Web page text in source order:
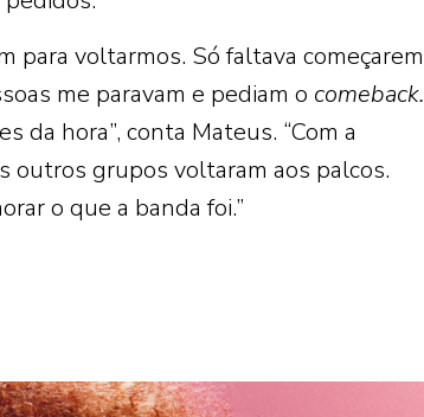
para voltarmos. Só faltava começarem
me paravam e pediam o comeback.
da hora”, conta Mateus. “Com a
outros grupos voltaram aos palcos.
o que a banda foi.”